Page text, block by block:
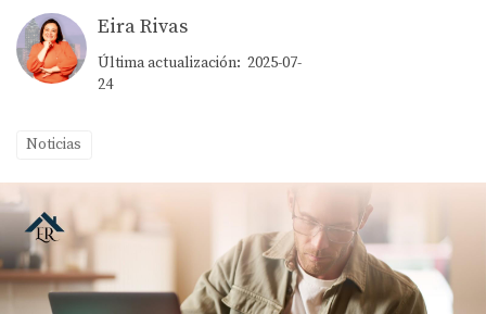
Eira Rivas
Última actualización: 2025-07-
24
Noticias